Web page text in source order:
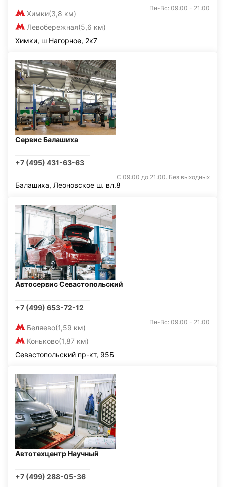
Химки(3,8 км)
Левобережная(5,6 км)
Пн-Вс: 09:00 - 21:00
Химки, ш Нагорное, 2к7
Сервис Балашиха
+7 (495) 431-63-63
С 09:00 до 21:00. Без выходных
Балашиха, Леоновское ш. вл.8
Автосервис Севастопольский
+7 (499) 653-72-12
Беляево(1,59 км)
Коньково(1,87 км)
Пн-Вс: 09:00 - 21:00
Севастопольский пр-кт, 95Б
Автотехцентр Научный
+7 (499) 288-05-36